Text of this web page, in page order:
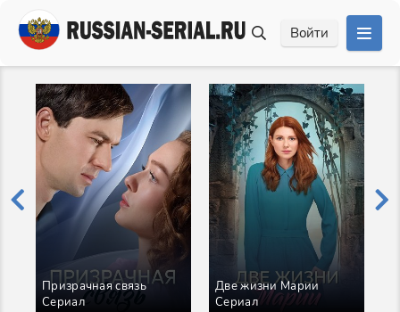
Войти
Призрачная связь
Сериал
Две жизни Марии
Сериал